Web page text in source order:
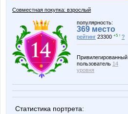
Совместная покупка: взрослый
популярность:
369 место
рейтинг 23300 +5 ↑ ?
Привилегированный
пользователь 14
уровня
Статистика портрета: